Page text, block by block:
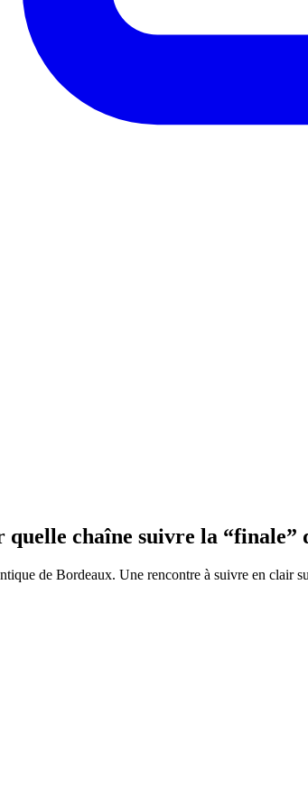
chaîne suivre la “finale”
de Bordeaux. Une rencontre à suivre en clair